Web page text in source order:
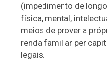
(impedimento de
física, mental,
meios de prover a
renda familiar per
legais.